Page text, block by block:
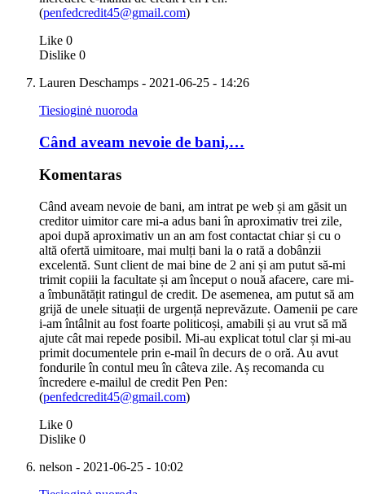
(penfedcredit45@gmail.com)
Like 0
Dislike 0
Lauren Deschamps - 2021-06-25 - 14:26
Tiesioginė nuoroda
Când aveam nevoie de bani,…
Komentaras
Când aveam nevoie de bani, am intrat pe web și am găsit un
creditor uimitor care mi-a adus bani în aproximativ trei zile,
apoi după aproximativ un an am fost contactat chiar și cu o
altă ofertă uimitoare, mai mulți bani la o rată a dobânzii
excelentă. Sunt client de mai bine de 2 ani și am putut să-mi
trimit copiii la facultate și am început o nouă afacere, care mi-
a îmbunătățit ratingul de credit. De asemenea, am putut să am
grijă de unele situații de urgență neprevăzute. Oamenii pe care
i-am întâlnit au fost foarte politicoși, amabili și au vrut să mă
ajute cât mai repede posibil. Mi-au explicat totul clar și mi-au
primit documentele prin e-mail în decurs de o oră. Au avut
fondurile în contul meu în câteva zile. Aș recomanda cu
încredere e-mailul de credit Pen Pen:
(penfedcredit45@gmail.com)
Like 0
Dislike 0
nelson - 2021-06-25 - 10:02